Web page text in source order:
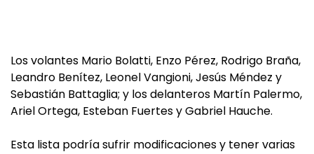
Los volantes Mario Bolatti, Enzo Pérez, Rodrigo Braña,
Leandro Benítez, Leonel Vangioni, Jesús Méndez y
Sebastián Battaglia; y los delanteros Martín Palermo,
Ariel Ortega, Esteban Fuertes y Gabriel Hauche.
Esta lista podría sufrir modificaciones y tener varias